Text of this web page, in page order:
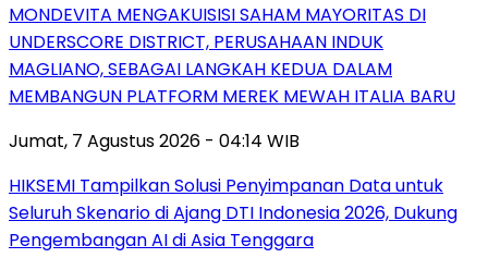
MONDEVITA MENGAKUISISI SAHAM MAYORITAS DI
UNDERSCORE DISTRICT, PERUSAHAAN INDUK
MAGLIANO, SEBAGAI LANGKAH KEDUA DALAM
MEMBANGUN PLATFORM MEREK MEWAH ITALIA BARU
Jumat, 7 Agustus 2026 - 04:14 WIB
HIKSEMI Tampilkan Solusi Penyimpanan Data untuk
Seluruh Skenario di Ajang DTI Indonesia 2026, Dukung
Pengembangan AI di Asia Tenggara